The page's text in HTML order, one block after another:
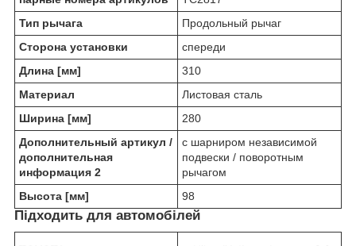
Тип рычага
Продольный рычаг
Сторона установки
спереди
Длина [мм]
310
Материал
Листовая сталь
Ширина [мм]
280
Дополнительный артикул /
дополнительная
информация 2
c шарниром независимой
подвески / поворотным
рычагом
Высота [мм]
98
Підходить для автомобілей